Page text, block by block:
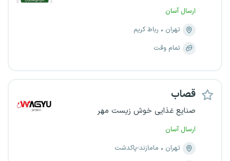
ارسال آسان
تهران
رباط کریم
تمام وقت
قصاب
صنایع غذایی خوش زیست مهر
ارسال آسان
تهران
مامازند-پاکدشت